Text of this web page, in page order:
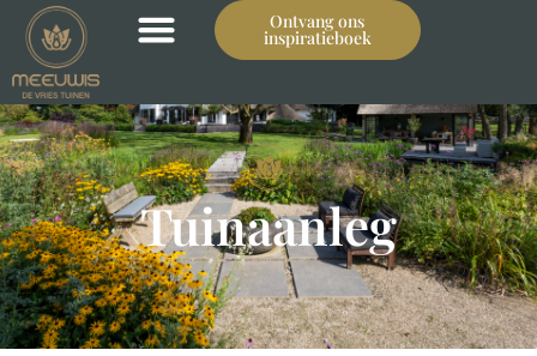
Ontvang ons
inspiratieboek
Tuinaanleg